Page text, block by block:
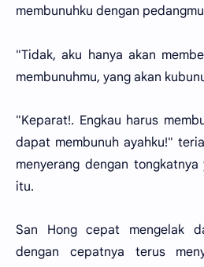
membunuhku dengan
"Tidak, aku hanya akan
membunuhmu, yang akan
"Keparat!. Engkau harus
dapat membunuh ayahku!"
menyerang dengan
itu.
San Hong cepat mengelak
dengan cepatnya terus